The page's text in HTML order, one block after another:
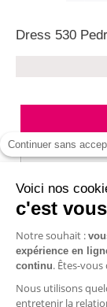
Dress 530
Continuer sans
Voici nos
c'est
Notre souhait :
expérience en
continu. Êtes-vous
Nous utilisons
entretenir la